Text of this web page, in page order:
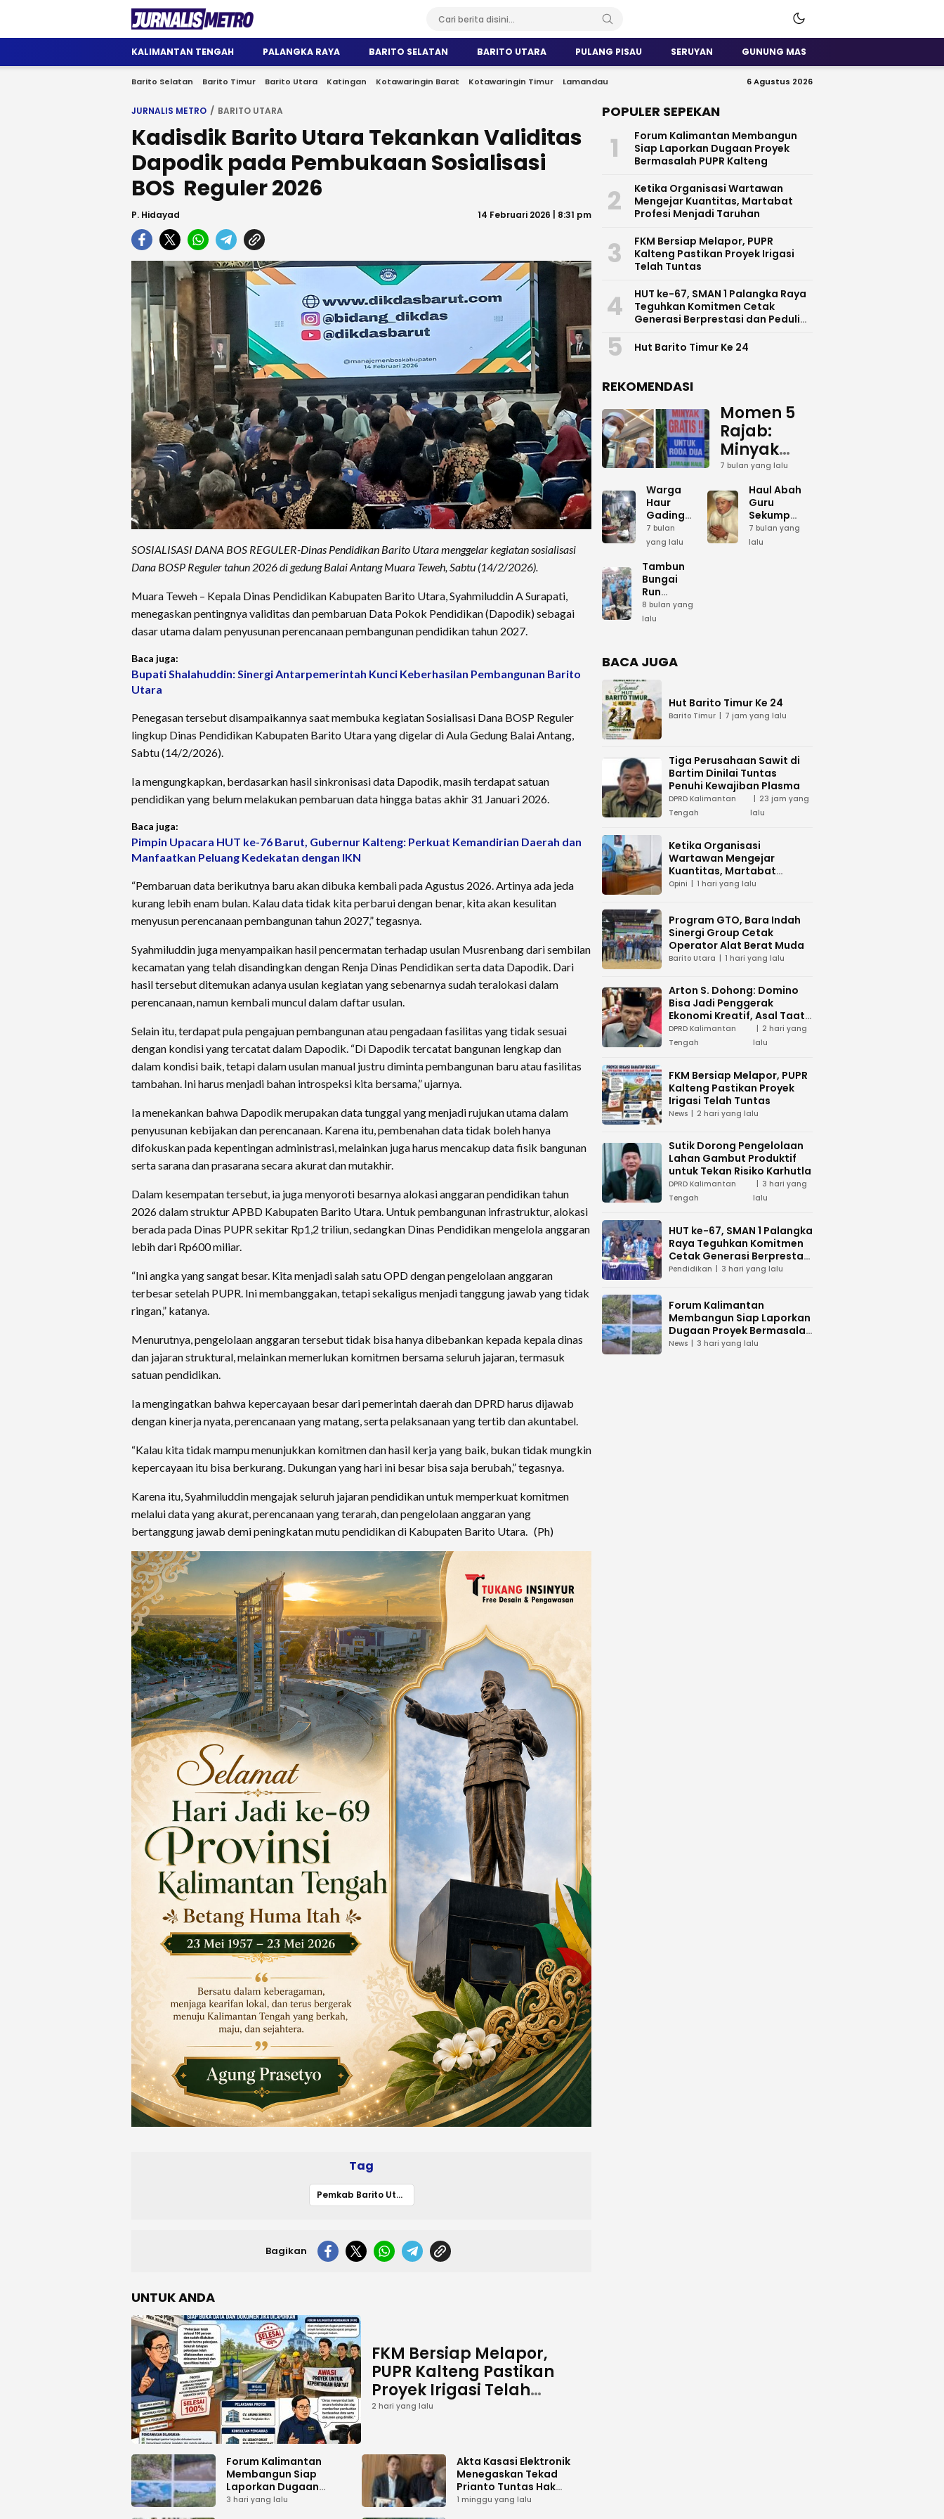
Jurnalis Metro
Satu Wadah Informasi
KALIMANTAN TENGAH PALANGKA RAYA BARITO SELATAN BARITO UTARA PULANG PISAU SERUYAN GUNUNG MAS
Barito Selatan Barito Timur Barito Utara Katingan Kotawaringin Barat Kotawaringin Timur Lamandau 6 Agustus 2026
JURNALIS METRO BARITO UTARA
Kadisdik Barito Utara Tekankan Validitas
Dapodik pada Pembukaan Sosialisasi
BOS Reguler 2026
P. Hidayad 14 Februari 2026 | 8:31 pm
SOSIALISASI DANA BOS REGULER-Dinas Pendidikan Barito Utara menggelar kegiatan sosialisasi
Dana BOSP Reguler tahun 2026 di gedung Balai Antang Muara Teweh, Sabtu (14/2/2026).
Muara Teweh – Kepala Dinas Pendidikan Kabupaten Barito Utara, Syahmiluddin A Surapati,
menegaskan pentingnya validitas dan pembaruan Data Pokok Pendidikan (Dapodik) sebagai
dasar utama dalam penyusunan perencanaan pembangunan pendidikan tahun 2027.
Baca juga:
Bupati Shalahuddin: Sinergi Antarpemerintah Kunci Keberhasilan Pembangunan Barito
Utara
Penegasan tersebut disampaikannya saat membuka kegiatan Sosialisasi Dana BOSP Reguler
lingkup Dinas Pendidikan Kabupaten Barito Utara yang digelar di Aula Gedung Balai Antang,
Sabtu (14/2/2026).
Ia mengungkapkan, berdasarkan hasil sinkronisasi data Dapodik, masih terdapat satuan
pendidikan yang belum melakukan pembaruan data hingga batas akhir 31 Januari 2026.
Baca juga:
Pimpin Upacara HUT ke-76 Barut, Gubernur Kalteng: Perkuat Kemandirian Daerah dan
Manfaatkan Peluang Kedekatan dengan IKN
“Pembaruan data berikutnya baru akan dibuka kembali pada Agustus 2026. Artinya ada jeda
kurang lebih enam bulan. Kalau data tidak kita perbarui dengan benar, kita akan kesulitan
menyusun perencanaan pembangunan tahun 2027,” tegasnya.
Syahmiluddin juga menyampaikan hasil pencermatan terhadap usulan Musrenbang dari sembilan
kecamatan yang telah disandingkan dengan Renja Dinas Pendidikan serta data Dapodik. Dari
hasil tersebut ditemukan adanya usulan kegiatan yang sebenarnya sudah teralokasi dalam
perencanaan, namun kembali muncul dalam daftar usulan.
Selain itu, terdapat pula pengajuan pembangunan atau pengadaan fasilitas yang tidak sesuai
dengan kondisi yang tercatat dalam Dapodik. “Di Dapodik tercatat bangunan lengkap dan
dalam kondisi baik, tetapi dalam usulan manual justru diminta pembangunan baru atau fasilitas
tambahan. Ini harus menjadi bahan introspeksi kita bersama,” ujarnya.
Ia menekankan bahwa Dapodik merupakan data tunggal yang menjadi rujukan utama dalam
penyusunan kebijakan dan perencanaan. Karena itu, pembenahan data tidak boleh hanya
difokuskan pada kepentingan administrasi, melainkan juga harus mencakup data fisik bangunan
serta sarana dan prasarana secara akurat dan mutakhir.
Dalam kesempatan tersebut, ia juga menyoroti besarnya alokasi anggaran pendidikan tahun
2026 dalam struktur APBD Kabupaten Barito Utara. Untuk pembangunan infrastruktur, alokasi
berada pada Dinas PUPR sekitar Rp1,2 triliun, sedangkan Dinas Pendidikan mengelola anggaran
lebih dari Rp600 miliar.
“Ini angka yang sangat besar. Kita menjadi salah satu OPD dengan pengelolaan anggaran
terbesar setelah PUPR. Ini membanggakan, tetapi sekaligus menjadi tanggung jawab yang tidak
ringan,” katanya.
Menurutnya, pengelolaan anggaran tersebut tidak bisa hanya dibebankan kepada kepala dinas
dan jajaran struktural, melainkan memerlukan komitmen bersama seluruh jajaran, termasuk
satuan pendidikan.
Ia mengingatkan bahwa kepercayaan besar dari pemerintah daerah dan DPRD harus dijawab
dengan kinerja nyata, perencanaan yang matang, serta pelaksanaan yang tertib dan akuntabel.
“Kalau kita tidak mampu menunjukkan komitmen dan hasil kerja yang baik, bukan tidak mungkin
kepercayaan itu bisa berkurang. Dukungan yang hari ini besar bisa saja berubah,” tegasnya.
Karena itu, Syahmiluddin mengajak seluruh jajaran pendidikan untuk memperkuat komitmen
melalui data yang akurat, perencanaan yang terarah, dan pengelolaan anggaran yang
bertanggung jawab demi peningkatan mutu pendidikan di Kabupaten Barito Utara. (Ph)
Tag
Pemkab Barito Utara
Bagikan
UNTUK ANDA
FKM Bersiap Melapor,
PUPR Kalteng Pastikan
Proyek Irigasi Telah
Tuntas
2 hari yang lalu
Forum Kalimantan
Membangun Siap
Laporkan Dugaan
Proyek Bermasalah
3 hari yang lalu
Akta Kasasi Elektronik
Menegaskan Tekad
Prianto Tuntas Hak
Lahan ke Mahkamah
1 minggu yang lalu
POPULER SEPEKAN
1
Forum Kalimantan Membangun
Siap Laporkan Dugaan Proyek
Bermasalah PUPR Kalteng
2
Ketika Organisasi Wartawan
Mengejar Kuantitas, Martabat
Profesi Menjadi Taruhan
3
FKM Bersiap Melapor, PUPR
Kalteng Pastikan Proyek Irigasi
Telah Tuntas
4
HUT ke-67, SMAN 1 Palangka Raya
Teguhkan Komitmen Cetak
Generasi Berprestasi dan Peduli
5 Hut Barito Timur Ke 24
REKOMENDASI
Momen 5
Rajab:
Minyak
Gratis
dan Cinta
yang
Terus
Mengalir
7 bulan yang lalu
Warga
Haur
Gading
Siapkan
Bumbu
Umum
Sambut 5
Rajab di
Sekumpul
7 bulan
yang lalu
Haul Abah
Guru
Sekumpul:
Ketika
Lautan
7 bulan yang
lalu
Tambun
Bungai
Run
Meriahkan
Hari Bela
Juang TNI
AD di
Palangka
Raya
8 bulan yang
lalu
BACA JUGA
Hut Barito Timur Ke 24
Barito Timur 7 jam yang lalu
Tiga Perusahaan Sawit di
Bartim Dinilai Tuntas
Penuhi Kewajiban Plasma
DPRD Kalimantan
Tengah
23 jam yang
lalu
Ketika Organisasi
Wartawan Mengejar
Kuantitas, Martabat
Profesi Menjadi Taruhan
Opini 1 hari yang lalu
Program GTO, Bara Indah
Sinergi Group Cetak
Operator Alat Berat Muda
Barito Utara 1 hari yang lalu
Arton S. Dohong: Domino
Bisa Jadi Penggerak
Ekonomi Kreatif, Asal Taat
Aturan
DPRD Kalimantan
Tengah
2 hari yang
lalu
FKM Bersiap Melapor, PUPR
Kalteng Pastikan Proyek
Irigasi Telah Tuntas
News 2 hari yang lalu
Sutik Dorong Pengelolaan
Lahan Gambut Produktif
untuk Tekan Risiko Karhutla
DPRD Kalimantan
Tengah
3 hari yang
lalu
HUT ke-67, SMAN 1 Palangka
Raya Teguhkan Komitmen
Cetak Generasi Berprestasi
dan Peduli Lingkunga
Pendidikan 3 hari yang lalu
Forum Kalimantan
Membangun Siap Laporkan
Dugaan Proyek Bermasalah
PUPR Kalteng
News 3 hari yang lalu